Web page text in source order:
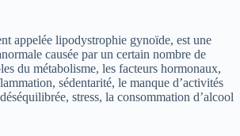
appelée lipodystrophie gynoïde, est une
causée par un certain nombre de
du métabolisme, les facteurs hormonaux,
sédentarité, le manque d’activités
stress, la consommation d’alcool